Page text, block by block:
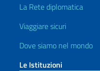
La Rete diplomatica
Viaggiare sicuri
Dove siamo nel mondo
Le Istituzioni